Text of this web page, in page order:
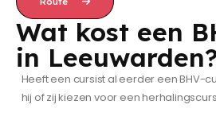
Wat kost een
in
Heeft een cursist al eerder een BHV-
hij of zij kiezen voor een